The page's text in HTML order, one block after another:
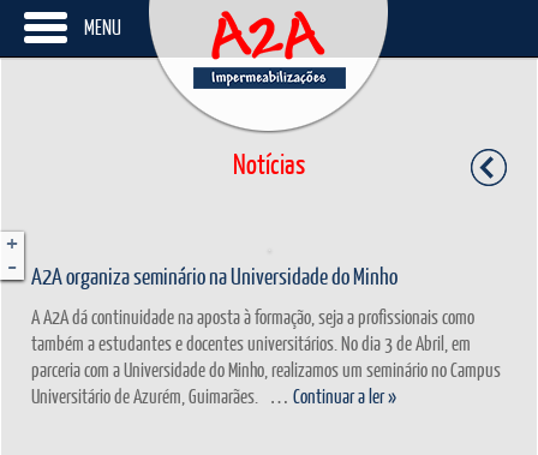
MENU
+
-
Notícias
A2A organiza seminário na Universidade do Minho
A A2A dá continuidade na aposta à formação, seja a profissionais como
também a estudantes e docentes universitários. No dia 3 de Abril, em
parceria com a Universidade do Minho, realizamos um seminário no Campus
Universitário de Azurém, Guimarães. … Continuar a ler»